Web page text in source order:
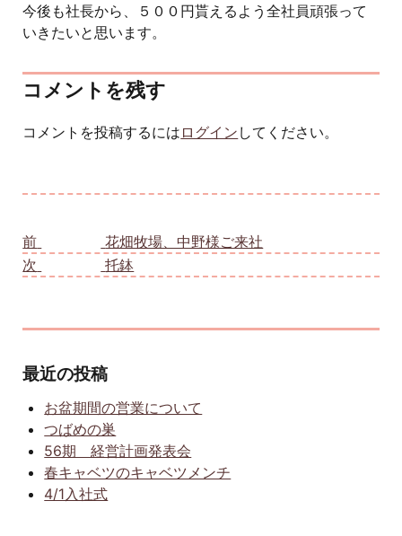
今後も社長から、５００円貰えるよう全社員頑張って
いきたいと思います。
コメントを残す
コメントを投稿するには ログイン してください。
前
花畑牧場、中野様ご来社
次
托鉢
最近の投稿
お盆期間の営業について
つばめの巣
56期 経営計画発表会
春キャベツのキャベツメンチ
4/1入社式